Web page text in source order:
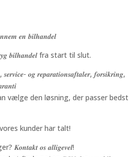
𝒆𝒏 𝒃𝒊𝒍𝒉𝒂𝒏𝒅𝒆𝒍
𝒃𝒊𝒍𝒉𝒂𝒏𝒅𝒆𝒍 fra start til slut.
𝒐𝒈 𝒓𝒆𝒑𝒂𝒓𝒂𝒕𝒊𝒐𝒏𝒔𝒂𝒇𝒕𝒂𝒍𝒆𝒓, 𝒇𝒐𝒓𝒔𝒊𝒌𝒓𝒊𝒏𝒈,
vælge den løsning, der passer bedst
– vores kunder har talt!
𝒐𝒔 𝒂𝒍𝒍𝒊𝒈𝒆𝒗𝒆𝒍!